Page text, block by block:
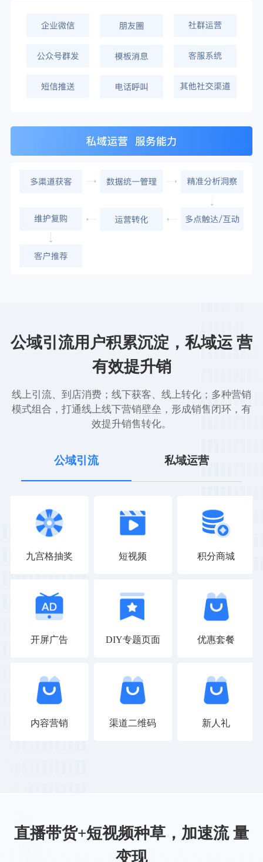
公域引流用户积累沉淀，私域运 营
有效提升销
线上引流、到店消费；线下获客、线上转化；多种营销
模式组合，打通线上线下营销壁垒，形成销售闭环，有
效提升销售转化。
公域引流 私域运营
九宫格抽奖 短视频 积分商城
开屏广告 DIY专题页面 优惠套餐
内容营销 渠道二维码 新人礼
直播带货+短视频种草，加速流 量
变现